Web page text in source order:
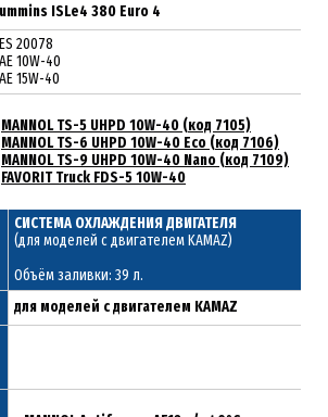
ISLe4 380 Euro 4
20078
10W-40
15W-40
MANNOL TS-5 UHPD 10W-40 (код 7105)
MANNOL TS-6 UHPD 10W-40 Eco (код 7106)
MANNOL TS-9 UHPD 10W-40 Nano (код 7109)
FAVORIT Truck FDS-5 10W-40
СИСТЕМА ОХЛАЖДЕНИЯ ДВИГАТЕЛЯ
(для моделей с двигателем KAMAZ)
Объём заливки: 39 л.
для моделей с двигателем KAMAZ